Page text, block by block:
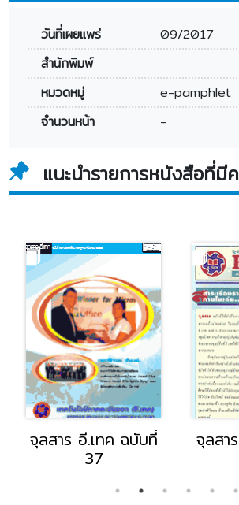
วันที่เผยแพร่
09/2017
สำนักพิมพ์
หมวดหมู่
e-pamphlet
จำนวนหน้า
-
แนะนำรายการหนังสือที่มี
จุลสาร อี.เทค ฉบับที่
37
จุลสา